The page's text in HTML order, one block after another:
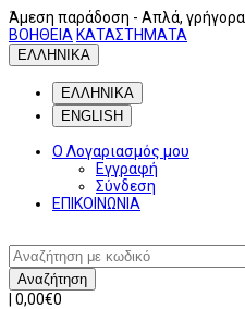
Άμεση παράδοση - Απλά,
ΒΟΗΘΕΙΑ ΚΑΤΑΣΤΗΜΑΤΑ
ΕΛΛΗΝΙΚΑ
ΕΛΛΗΝΙΚΑ
ENGLISH
Ο Λογαριασμός μου
Εγγραφή
Σύνδεση
ΕΠΙΚΟΙΝΩΝΙΑ
Αναζήτηση
0,00€0